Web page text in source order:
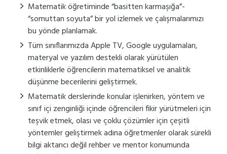
Matematik öğretiminde “basitten karmaşığa”-
“somuttan soyuta” bir yol izlemek ve çalışmalarımızı
bu yönde planlamak.
Tüm sınıflarımızda Apple TV, Google uygulamaları,
materyal ve yazılım destekli olarak yürütülen
etkinliklerle öğrencilerin matematiksel ve analitik
düşünme becerilerini geliştirmek.
Matematik derslerinde konular işlenirken, yöntem ve
sınıf içi zenginliği içinde öğrencileri fikir yürütmeleri için
teşvik etmek, olası ve çoklu çözümler için çeşitli
yöntemler geliştirmek adına öğretmenler olarak sürekli
bilgi aktarıcı değil rehber ve mentor konumunda